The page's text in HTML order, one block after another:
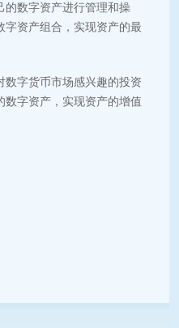
的数字资产进行管理和操
资产组合，实现资产的最
数字货币市场感兴趣的投资
字资产，实现资产的增值